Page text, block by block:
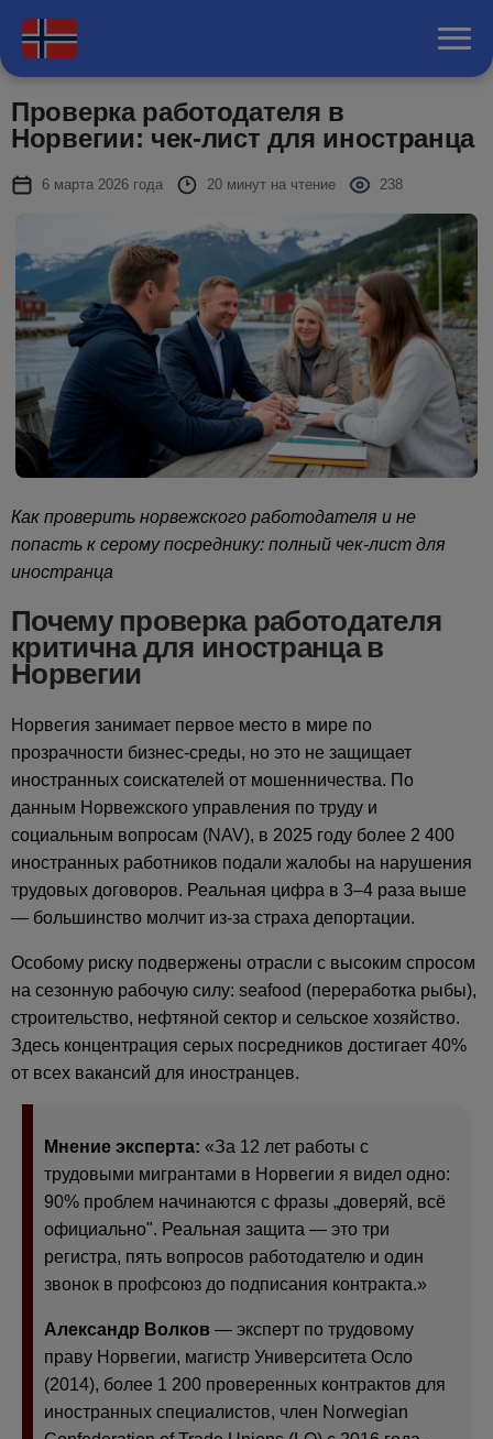
Проверка работодателя в
Норвегии: чек-лист для иностранца
6 марта 2026 года 20 минут на чтение 238
Как проверить норвежского работодателя и не
попасть к серому посреднику: полный чек-лист для
иностранца
Почему проверка работодателя
критична для иностранца в
Норвегии
Норвегия занимает первое место в мире по
прозрачности бизнес-среды, но это не защищает
иностранных соискателей от мошенничества. По
данным Норвежского управления по труду и
социальным вопросам (NAV), в 2025 году более 2 400
иностранных работников подали жалобы на нарушения
трудовых договоров. Реальная цифра в 3–4 раза выше
— большинство молчит из-за страха депортации.
Особому риску подвержены отрасли с высоким спросом
на сезонную рабочую силу: seafood (переработка рыбы),
строительство, нефтяной сектор и сельское хозяйство.
Здесь концентрация серых посредников достигает 40%
от всех вакансий для иностранцев.
Мнение эксперта: «За 12 лет работы с
трудовыми мигрантами в Норвегии я видел одно:
90% проблем начинаются с фразы „доверяй, всё
официально". Реальная защита — это три
регистра, пять вопросов работодателю и один
звонок в профсоюз до подписания контракта.»
Александр Волков — эксперт по трудовому
праву Норвегии, магистр Университета Осло
(2014), более 1 200 проверенных контрактов для
иностранных специалистов, член Norwegian